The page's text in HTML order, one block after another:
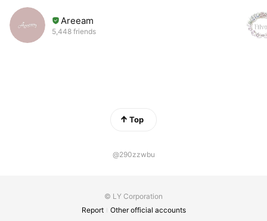
Areeam
5,448 friends
Top
@290zzwbu
© LY Corporation
Report
Other official accounts